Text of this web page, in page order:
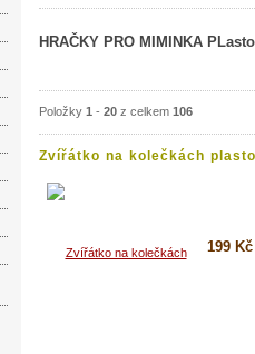
HRAČKY PRO MIMINKA
Položky 1 - 20 z celkem 106
Zvířátko na kolečkách
199 Kč